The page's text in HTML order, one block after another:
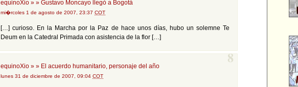
equinoXio » » Gustavo Moncayo llegó a Bogotá
mi�rcoles 1 de agosto de 2007, 23:37 COT
[…] curioso. En la Marcha por la Paz de hace unos días, hubo un solemne Te
Deum en la Catedral Primada con asistencia de la flor […]
equinoXio » » El acuerdo humanitario, personaje del año
lunes 31 de diciembre de 2007, 09:04 COT
8